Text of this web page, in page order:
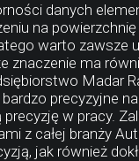
danych
na
warto zawsze
znaczenie ma
Madar
precyzyjne
w pracy.
z całej branży
jak również